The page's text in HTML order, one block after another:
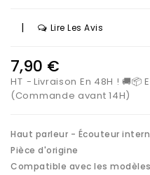
| Lire Les Avis
7,90 €
HT
Livraison En 48H ! 🚚📦
(Commande avant 14H)
Haut parleur - Écouteur
Pièce d'origine
Compatible avec les